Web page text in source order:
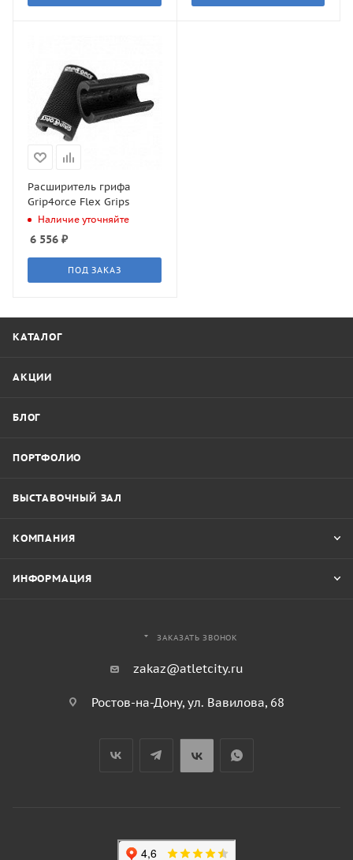
Расширитель грифа
Grip4orce Flex Grips
Наличие уточняйте
6 556 ₽
ПОД ЗАКАЗ
КАТАЛОГ
АКЦИИ
БЛОГ
ПОРТФОЛИО
ВЫСТАВОЧНЫЙ ЗАЛ
КОМПАНИЯ
ИНФОРМАЦИЯ
ЗАКАЗАТЬ ЗВОНОК
zakaz@atletcity.ru
Ростов-на-Дону, ул. Вавилова, 68